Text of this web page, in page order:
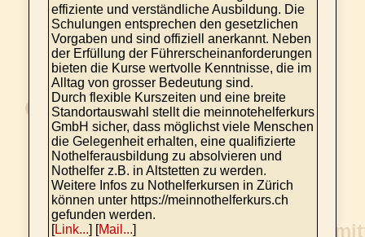
effiziente und verständliche Ausbildung. Die
Schulungen entsprechen den gesetzlichen
Vorgaben und sind offiziell anerkannt. Neben
der Erfüllung der Führerscheinanforderungen
bieten die Kurse wertvolle Kenntnisse, die im
Alltag von grosser Bedeutung sind.
Durch flexible Kurszeiten und eine breite
Standortauswahl stellt die meinnotehelferkurs
GmbH sicher, dass möglichst viele Menschen
die Gelegenheit erhalten, eine qualifizierte
Nothelferausbildung zu absolvieren und
Nothelfer z.B. in Altstetten zu werden.
Weitere Infos zu Nothelferkursen in Zürich
können unter https://meinnothelferkurs.ch
gefunden werden.
[Link...] [Mail...]